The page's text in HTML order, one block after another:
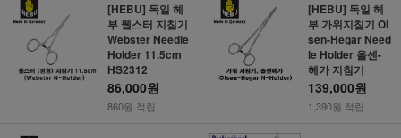
[HEBU] 독일 헤
부 웹스터 지침기
Webster Needle
Holder 11.5cm
HS2312
86,000원
860원 적립
[HEBU] 독일 헤
부 가위지침기 Ol
sen-Hegar Need
le Holder 올센-
헤가 지침기
139,000원
1,390원 적립